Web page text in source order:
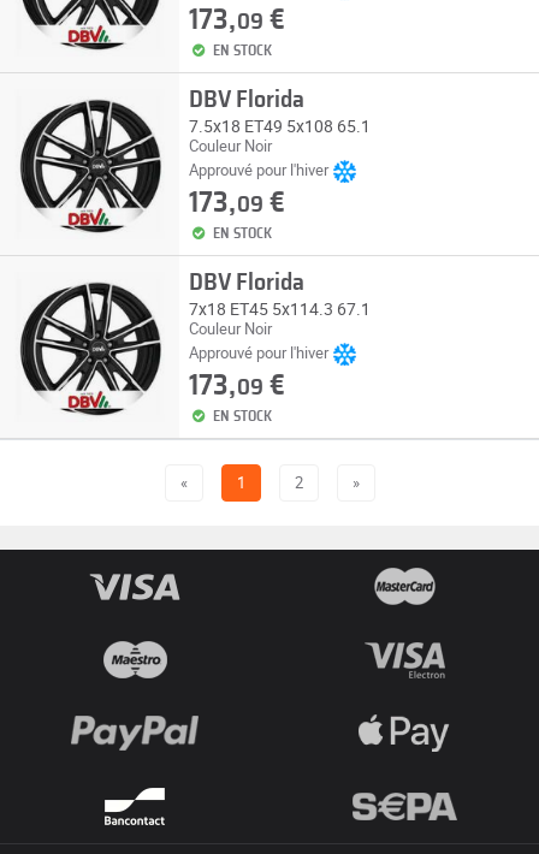
173,09 €
EN STOCK
DBV Florida
7.5x18 ET49 5x108 65.1
Couleur Noir
Approuvé pour l'hiver
173,09 €
EN STOCK
DBV Florida
7x18 ET45 5x114.3 67.1
Couleur Noir
Approuvé pour l'hiver
173,09 €
EN STOCK
« 1 2 »